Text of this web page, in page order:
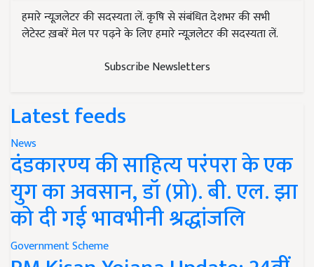
हमारे न्यूज़लेटर की सदस्यता लें. कृषि से संबंधित देशभर की सभी
लेटेस्ट ख़बरें मेल पर पढ़ने के लिए हमारे न्यूज़लेटर की सदस्यता लें.
Subscribe Newsletters
Latest feeds
News
दंडकारण्य की साहित्य परंपरा के एक
युग का अवसान, डॉ (प्रो). बी. एल. झा
को दी गई भावभीनी श्रद्धांजलि
Government Scheme